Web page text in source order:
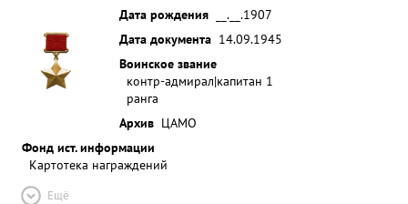
Дата рождения
__.__.1907
Дата документа 14.09.1945
Воинское звание
контр-адмирал|капитан 1
ранга
Архив ЦАМО
Фонд ист. информации
Картотека награждений
Ещё